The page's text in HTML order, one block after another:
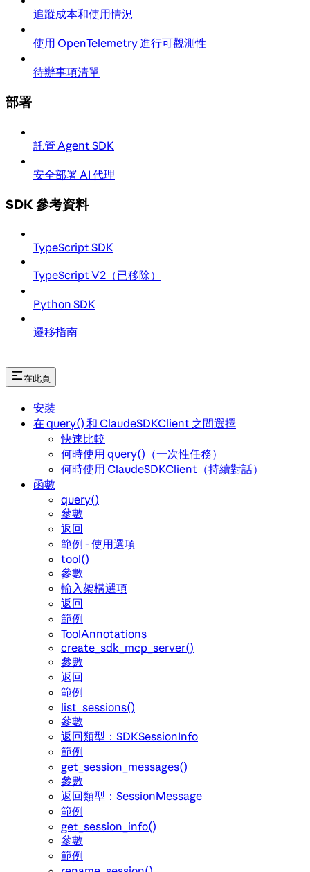
追蹤成本和使用情況
使用 OpenTelemetry 進行可觀測性
待辦事項清單
部署
託管 Agent SDK
安全部署 AI 代理
SDK 參考資料
TypeScript SDK
TypeScript V2（已移除）
Python SDK
遷移指南
在此頁
安裝
在 query() 和 ClaudeSDKClient 之間選擇
快速比較
何時使用 query()（一次性任務）
何時使用 ClaudeSDKClient（持續對話）
函數
query()
參數
返回
範例 - 使用選項
tool()
參數
輸入架構選項
返回
範例
ToolAnnotations
create_sdk_mcp_server()
參數
返回
範例
list_sessions()
參數
返回類型：SDKSessionInfo
範例
get_session_messages()
參數
返回類型：SessionMessage
範例
get_session_info()
參數
範例